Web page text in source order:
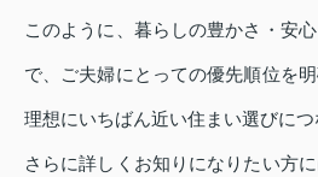
このように、暮らしの豊かさ・安
で、ご夫婦にとっての優先順位を
理想にいちばん近い住まい選びにつ
さらに詳しくお知りになりたい方